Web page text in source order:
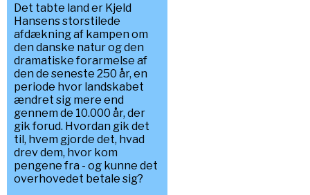
Det tabte land er Kjeld
Hansens storstilede
afdækning af kampen om
den danske natur og den
dramatiske forarmelse af
den de seneste 250 år, en
periode hvor landskabet
ændret sig mere end
gennem de 10.000 år, der
gik forud. Hvordan gik det
til, hvem gjorde det, hvad
drev dem, hvor kom
pengene fra - og kunne det
overhovedet betale sig?